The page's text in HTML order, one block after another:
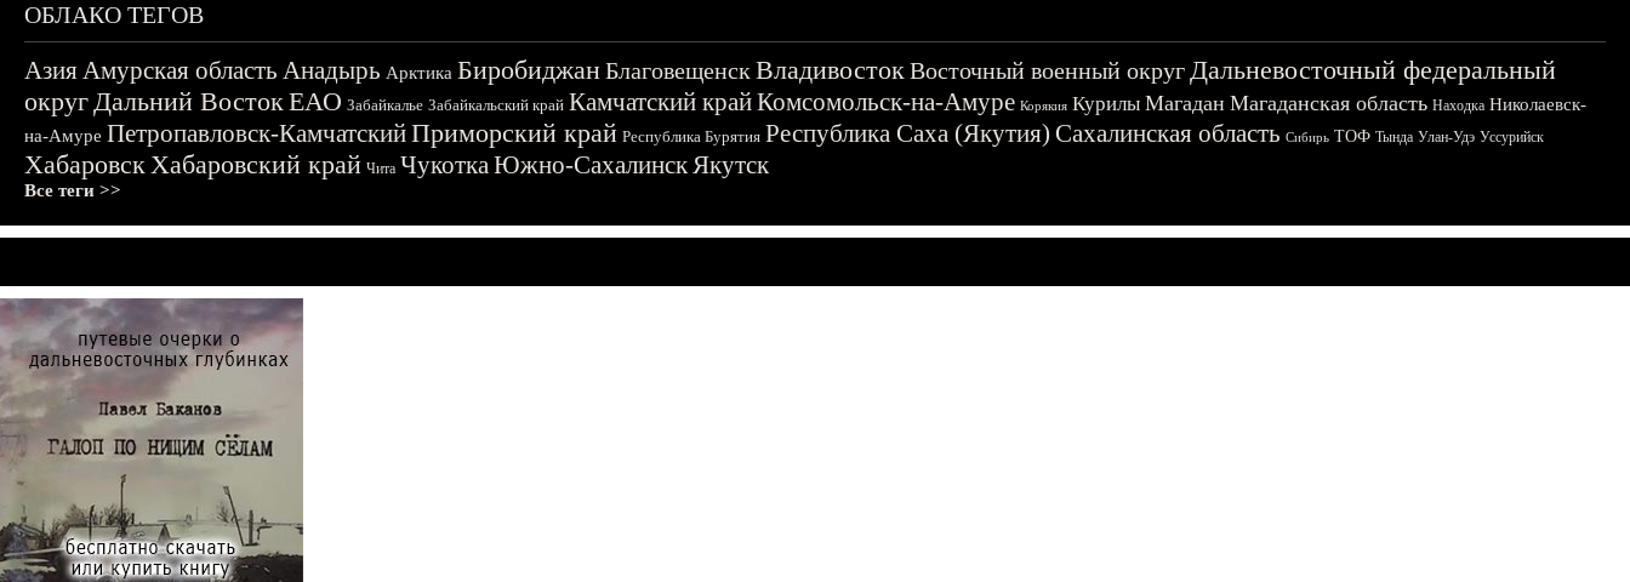
ОБЛАКО ТЕГОВ
АзияАмурская область Анадырь Арктика БиробиджанБлаговещенскВладивостокВосточный военный округДальневосточный федеральный
округДальний ВостокЕАО Забайкалье Забайкальский край Камчатский крайКомсомольск-на-Амуре Корякия Курилы Магадан Магаданская область Находка Николаевск-
на-Амуре Петропавловск-КамчатскийПриморский край Республика Бурятия Республика Саха (Якутия) Сахалинская область Сибирь ТОФ Тында Улан-Удэ Уссурийск
ХабаровскХабаровский край Чита ЧукоткаЮжно-СахалинскЯкутск
Все теги >>